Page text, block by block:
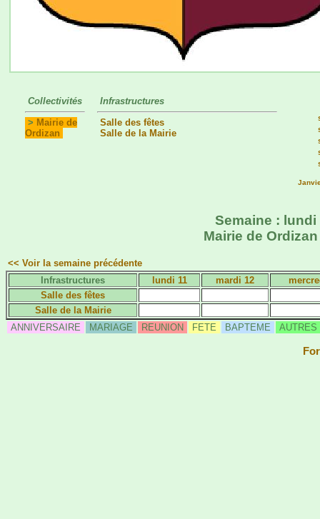
Collectivités
> Mairie de
Ordizan
Infrastructures
Salle des fêtes
Salle de la Mairie
Semaine : lundi
Mairie de
<< Voir la semaine précédente
Infrastructures
lundi 11 mardi 12
Salle des fêtes
Salle de la Mairie
ANNIVERSAIRE
MARIAGE REUNION FETE BAPTEME AUTRES